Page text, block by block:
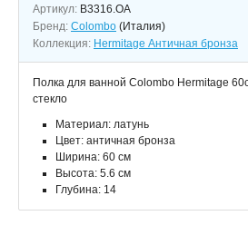
Артикул: B3316.OA
Бренд: Colombo (Италия)
Коллекция: Hermitage Античная бронза
Полка для ванной Colombo Hermitage
стекло
Материал: латунь
Цвет: античная бронза
Ширина: 60 см
Высота: 5.6 см
Глубина: 14